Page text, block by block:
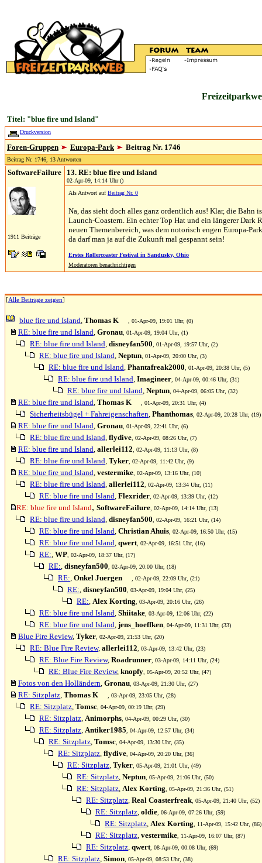
Titel: "blue fire und Island"
Druckversion
Foren-Gruppen Europa-Park Beitrag Nr. 1746
Beitrag Nr. 1746, 13 Antworten
SoftwareFailure
1911 Beiträge
13. RE: blue fire und Island
02-Apr-09, 14:14 Uhr ()
Als Antwort aufBeitrag Nr. 0
Na, das sieht doch alles ganz ordentlich aus! Klar, die Bahn
Launch-Coastern. Ein echter Top Hat und ein längerer Dark
neuen Themenbereich, was dem notorisch engen Europa-
da darf man ja auf die Zukunft mal gespannt sein!
Erstes Rollercoaster Festival in Sandusky, Ohio
Moderatoren benachrichtigen
[Alle Beiträge zeigen]
blue fire und Island, Thomas K , 01-Apr-09, 19:01 Uhr, (0)
RE: blue fire und Island, Gronau , 01-Apr-09, 19:04 Uhr, (1)
RE: blue fire und Island, disneyfan500 , 01-Apr-09, 19:57 Uhr, (2)
RE: blue fire und Island, Neptun , 01-Apr-09, 20:00 Uhr, (3)
RE: blue fire und Island, Phantafreak2000 , 01-Apr-09, 20:38 Uhr, (5)
RE: blue fire und Island, Imagineer , 04-Apr-09, 00:46 Uhr, (31)
RE: blue fire und Island, Neptun , 04-Apr-09, 06:05 Uhr, (32)
RE: blue fire und Island, Thomas K , 01-Apr-09, 20:31 Uhr, (4)
Sicherheitsbügel + Fahreigenschaften, Phanthomas , 02-Apr-09, 20:28 Uhr, (19)
RE: blue fire und Island, Gronau , 01-Apr-09, 22:41 Uhr, (6)
RE: blue fire und Island, flydive , 02-Apr-09, 08:26 Uhr, (7)
RE: blue fire und Island, allerlei112 , 02-Apr-09, 11:13 Uhr, (8)
RE: blue fire und Island, Tyker , 02-Apr-09, 11:42 Uhr, (9)
RE: blue fire und Island, vestermike , 02-Apr-09, 13:16 Uhr, (10)
RE: blue fire und Island, allerlei112 , 02-Apr-09, 13:34 Uhr, (11)
RE: blue fire und Island, Flexrider , 02-Apr-09, 13:39 Uhr, (12)
RE: blue fire und Island, SoftwareFailure , 02-Apr-09, 14:14 Uhr, (13)
RE: blue fire und Island, disneyfan500 , 02-Apr-09, 16:21 Uhr, (14)
RE: blue fire und Island, Christian Ahuis , 02-Apr-09, 16:50 Uhr, (15)
RE: blue fire und Island, qwert , 02-Apr-09, 16:51 Uhr, (16)
RE:, WP , 02-Apr-09, 18:37 Uhr, (17)
RE:, disneyfan500 , 02-Apr-09, 20:00 Uhr, (18)
RE:, Onkel Juergen , 02-Apr-09, 22:09 Uhr, (21)
RE:, disneyfan500 , 03-Apr-09, 19:04 Uhr, (25)
RE:, Alex Korting , 03-Apr-09, 20:16 Uhr, (26)
RE: blue fire und Island, Shiitake , 03-Apr-09, 12:06 Uhr, (22)
RE: blue fire und Island, jens_hoeffken , 04-Apr-09, 11:31 Uhr, (33)
Blue Fire Review, Tyker , 02-Apr-09, 21:53 Uhr, (20)
RE: Blue Fire Review, allerlei112 , 03-Apr-09, 13:42 Uhr, (23)
RE: Blue Fire Review, Roadrunner , 03-Apr-09, 14:11 Uhr, (24)
RE: Blue Fire Review, knopfy , 05-Apr-09, 20:52 Uhr, (47)
Fotos von den Holländern, Gronau , 03-Apr-09, 21:30 Uhr, (27)
RE: Sitzplatz, Thomas K , 03-Apr-09, 23:05 Uhr, (28)
RE: Sitzplatz, Tomsc , 04-Apr-09, 00:19 Uhr, (29)
RE: Sitzplatz, Animorphs , 04-Apr-09, 00:29 Uhr, (30)
RE: Sitzplatz, Antiker1985 , 04-Apr-09, 12:57 Uhr, (34)
RE: Sitzplatz, Tomsc , 04-Apr-09, 13:30 Uhr, (35)
RE: Sitzplatz, flydive , 04-Apr-09, 20:20 Uhr, (36)
RE: Sitzplatz, Tyker , 05-Apr-09, 21:01 Uhr, (49)
RE: Sitzplatz, Neptun , 05-Apr-09, 21:06 Uhr, (50)
RE: Sitzplatz, Alex Korting , 05-Apr-09, 21:36 Uhr, (51)
RE: Sitzplatz, Real Coasterfreak , 05-Apr-09, 21:40 Uhr, (52)
RE: Sitzplatz, oldie , 06-Apr-09, 07:26 Uhr, (59)
RE: Sitzplatz, Alex Korting , 11-Apr-09, 15:42 Uhr, (86)
RE: Sitzplatz, vestermike , 11-Apr-09, 16:07 Uhr, (87)
RE: Sitzplatz, qwert , 08-Apr-09, 00:08 Uhr, (69)
RE: Sitzplatz, Simon , 05-Apr-09, 08:53 Uhr, (38)